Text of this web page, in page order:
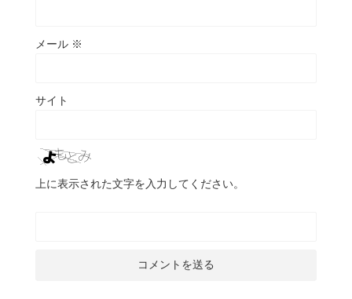
メール ※
サイト
上に表示された文字を入力してください。